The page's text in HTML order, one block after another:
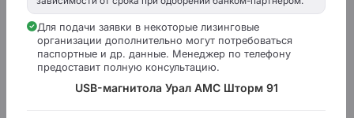
Монтажный
размер
2DIN
Моторизованная
нет
Для подачи заявки в некоторые лизинговые
организации дополнительно могут потребоваться
паспортные и др. данные. Менеджер по телефону
предоставит полную консультацию.
USB-магнитола Урал АМС Шторм 91